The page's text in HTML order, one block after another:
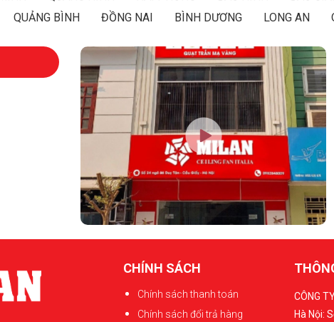
QUẢNG BÌNH ĐỒNG NAI BÌNH DƯƠNG LONG AN
CHÍNH SÁCH
Chính sách thanh toán
Chính sách đổi trả hàng
CÔNG
Hà Nội: